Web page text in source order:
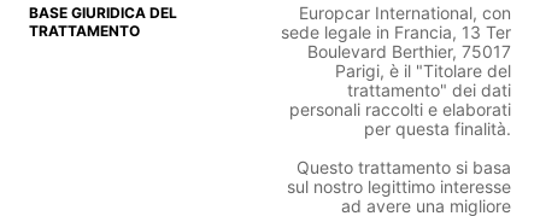
Europcar International, con
sede legale in Francia, 13 Ter
Boulevard Berthier, 75017
Parigi, è il "Titolare del
trattamento" dei dati
personali raccolti e elaborati
per questa finalità.
Questo trattamento si basa
sul nostro legittimo interesse
ad avere una migliore